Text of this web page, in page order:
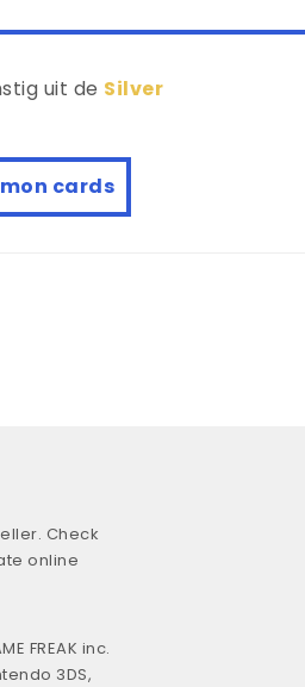
uit de Silver
cards
Check
online
FREAK inc.
3DS,